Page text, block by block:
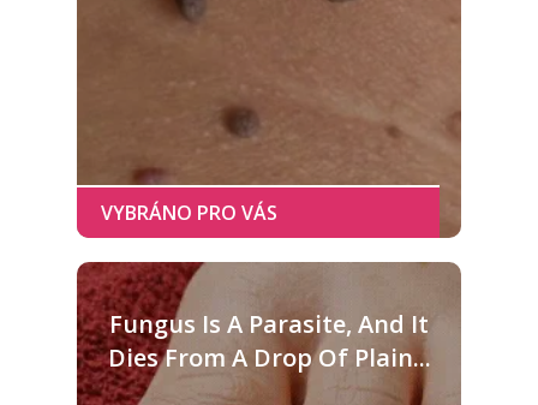
Fungus Is A Parasite, And It
Dies From A Drop Of Plain...